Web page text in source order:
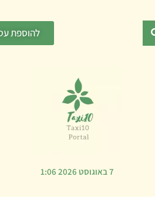
להוספת
7 באוגוסט 2026 1:06